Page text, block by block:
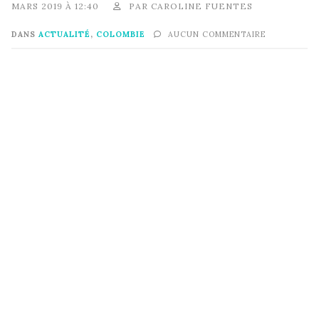
MARS 2019 À 12:40
PAR CAROLINE FUENTES
DANS ACTUALITÉ , COLOMBIE AUCUN COMMENTAIRE